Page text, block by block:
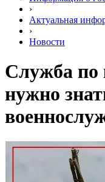
›
Актуальная
›
Новости
Служба по
нужно